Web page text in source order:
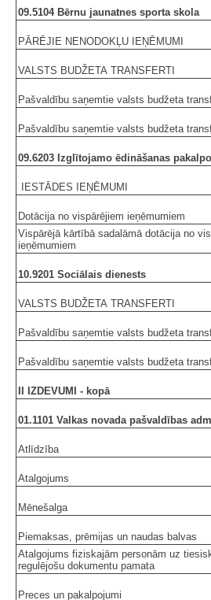
09.5104 Bērnu jaunatnes sporta skola
PĀRĒJIE NENODOKĻU IEŅĒMUMI
VALSTS BUDŽETA TRANSFERTI
Pašvaldību saņemtie valsts budžeta
Pašvaldību saņemtie valsts budžeta
09.6203 Izglītojamo ēdināšanas
IESTĀDES IEŅĒMUMI
Dotācija no vispārējiem ieņēmumiem
Vispārējā kārtībā sadalāmā dotācija no
ieņēmumiem
10.9201 Sociālais dienests
VALSTS BUDŽETA TRANSFERTI
Pašvaldību saņemtie valsts budžeta
Pašvaldību saņemtie valsts budžeta
II IZDEVUMI - kopā
01.1101 Valkas novada pašvaldības
Atlīdzība
Atalgojums
Mēnešalga
Piemaksas, prēmijas un naudas balvas
Atalgojums fiziskajām personām uz
regulējošu dokumentu pamata
Preces un pakalpojumi